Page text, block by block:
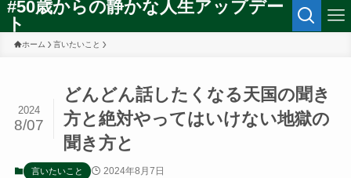
#50歳からの静かな人生アップデー
ト
ホーム 言いたいこと
どんどん話したくなる天国の聞き
方と絶対やってはいけない地獄の
聞き方と
2024
8/07
言いたいこと 2024年8月7日